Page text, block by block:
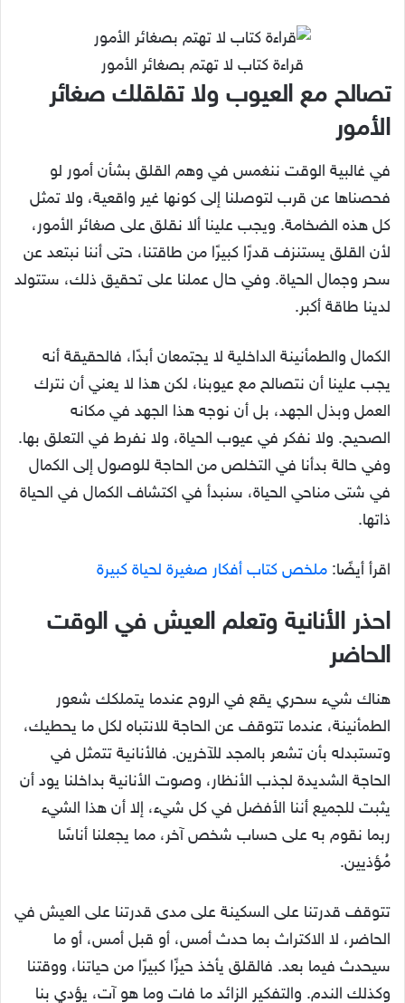
قراءة كتاب لا تهتم بصغائر الأمور
تصالح مع العيوب ولا تقلقلك صغائر
الأمور
في غالبية الوقت ننغمس في وهم القلق بشأن أمور لو
فحصناها عن قرب لتوصلنا إلى كونها غير واقعية، ولا تمثل
كل هذه الضخامة. ويجب علينا ألا نقلق على صغائر الأمور،
لأن القلق يستنزف قدرًا كبيرًا من طاقتنا، حتى أننا نبتعد عن
سحر وجمال الحياة. وفي حال عملنا على تحقيق ذلك، ستتولد
لدينا طاقة أكبر.
الكمال والطمأنينة الداخلية لا يجتمعان أبدًا، فالحقيقة أنه
يجب علينا أن نتصالح مع عيوبنا، لكن هذا لا يعني أن نترك
العمل وبذل الجهد، بل أن نوجه هذا الجهد في مكانه
الصحيح. ولا نفكر في عيوب الحياة، ولا نفرط في التعلق بها.
وفي حالة بدأنا في التخلص من الحاجة للوصول إلى الكمال
في شتى مناحي الحياة، سنبدأ في اكتشاف الكمال في الحياة
ذاتها.
اقرأ أيضًا: ملخص كتاب أفكار صغيرة لحياة كبيرة
احذر الأنانية وتعلم العيش في الوقت
الحاضر
هناك شيء سحري يقع في الروح عندما يتملكك شعور
الطمأنينة، عندما تتوقف عن الحاجة للانتباه لكل ما يحطيك،
وتستبدله بأن تشعر بالمجد للآخرين. فالأنانية تتمثل في
الحاجة الشديدة لجذب الأنظار، وصوت الأنانية بداخلنا يود أن
يثبت للجميع أننا الأفضل في كل شيء، إلا أن هذا الشيء
ربما نقوم به على حساب شخص آخر، مما يجعلنا أناسًا
مُؤذيين.
تتوقف قدرتنا على السكينة على مدى قدرتنا على العيش في
الحاضر، لا الاكتراث بما حدث أمس، أو قبل أمس، أو ما
سيحدث فيما بعد. فالقلق يأخذ حيزًا كبيرًا من حياتنا، ووقتنا
وكذلك الندم. والتفكير الزائد ما فات وما هو آت، يؤدي بنا